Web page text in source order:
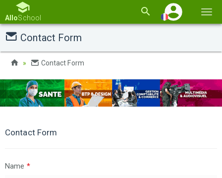
la
AlloSchool
Contact Form
Contact Form
Contact Form
Name *